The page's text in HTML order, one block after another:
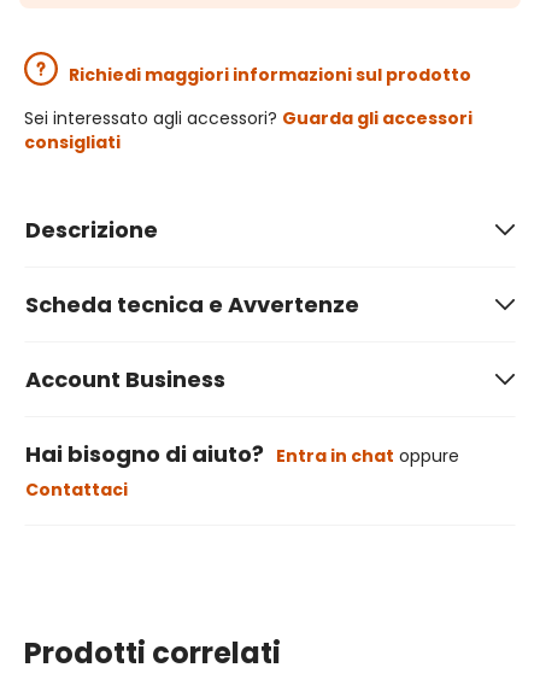
Richiedi maggiori informazioni sul prodotto
Sei interessato agli accessori? Guarda gli accessori
consigliati
Descrizione
Scheda tecnica e Avvertenze
Account Business
Hai bisogno di aiuto? Entra in chat oppure
Contattaci
Prodotti correlati